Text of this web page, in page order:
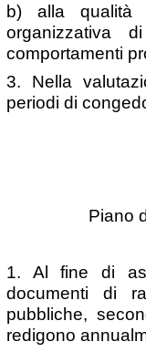
b) alla qualità
organizzativa
comportamenti
3. Nella
periodi di
Piano
1. Al fine di
documenti di
pubbliche,
redigono